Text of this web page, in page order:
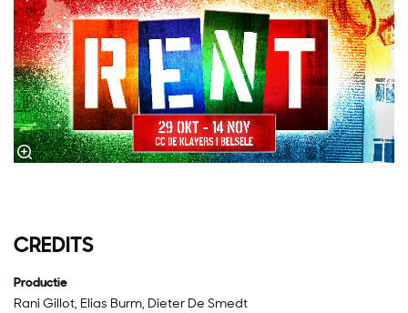
CREDITS
Productie
Rani Gillot, Elias Burm, Dieter De Smedt